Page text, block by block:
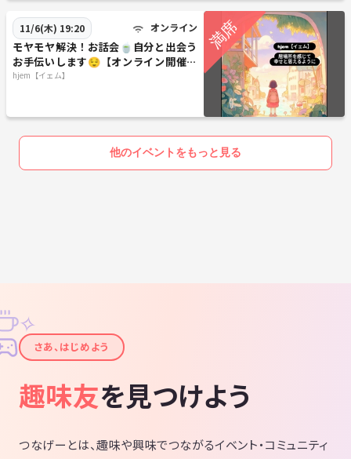
11/6(木) 19:20 オンライン
モヤモヤ解決！お話会🍵自分と出会う
お手伝いします😌【オンライン開催、
11月6日(木)19時20分〜】
hjem【イェム】
他のイベントをもっと見る
✦
✧
さあ、はじめよう
趣味友を見つけよう
つなげーとは、趣味や興味でつながるイベント・コミュニティ